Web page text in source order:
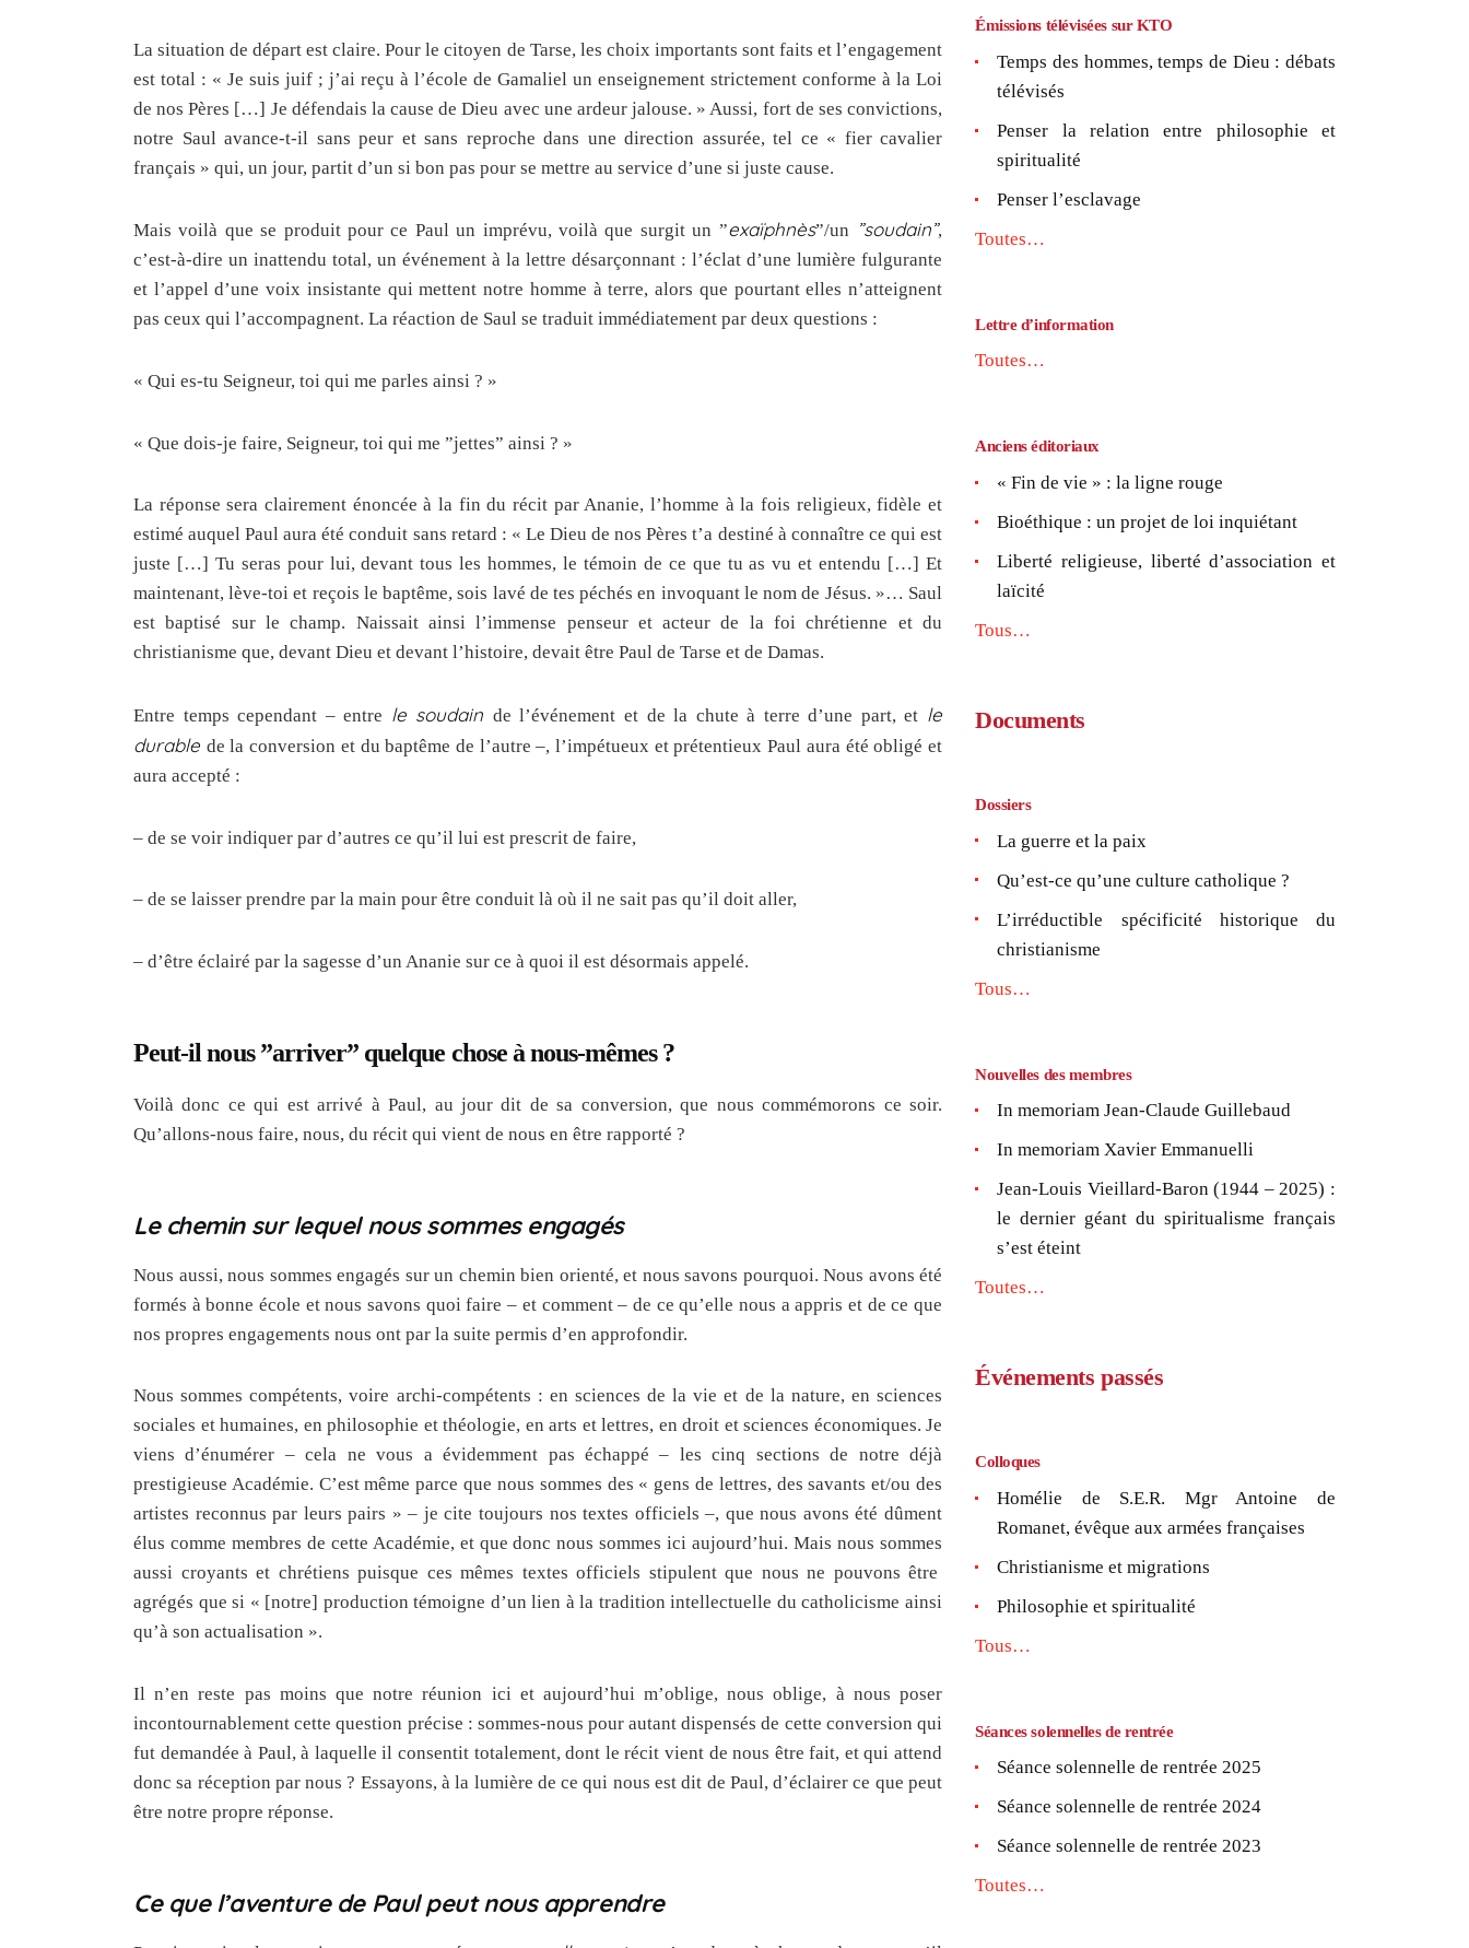
La situation de départ est claire. Pour le citoyen de Tarse, les choix importants sont faits et l’engagement
est total : « Je suis juif ; j’ai reçu à l’école de Gamaliel un enseignement strictement conforme à la Loi
de nos Pères […] Je défendais la cause de Dieu avec une ardeur jalouse. » Aussi, fort de ses convictions,
notre Saul avance-t-il sans peur et sans reproche dans une direction assurée, tel ce « fier cavalier
français » qui, un jour, partit d’un si bon pas pour se mettre au service d’une si juste cause.
Mais voilà que se produit pour ce Paul un imprévu, voilà que surgit un ”exaïphnès”/un ”soudain”,
c’est-à-dire un inattendu total, un événement à la lettre désarçonnant : l’éclat d’une lumière fulgurante
et l’appel d’une voix insistante qui mettent notre homme à terre, alors que pourtant elles n’atteignent
pas ceux qui l’accompagnent. La réaction de Saul se traduit immédiatement par deux questions :
« Qui es-tu Seigneur, toi qui me parles ainsi ? »
« Que dois-je faire, Seigneur, toi qui me ”jettes” ainsi ? »
La réponse sera clairement énoncée à la fin du récit par Ananie, l’homme à la fois religieux, fidèle et
estimé auquel Paul aura été conduit sans retard : « Le Dieu de nos Pères t’a destiné à connaître ce qui est
juste […] Tu seras pour lui, devant tous les hommes, le témoin de ce que tu as vu et entendu […] Et
maintenant, lève-toi et reçois le baptême, sois lavé de tes péchés en invoquant le nom de Jésus. »… Saul
est baptisé sur le champ. Naissait ainsi l’immense penseur et acteur de la foi chrétienne et du
christianisme que, devant Dieu et devant l’histoire, devait être Paul de Tarse et de Damas.
Entre temps cependant – entre le soudain de l’événement et de la chute à terre d’une part, et le
durable de la conversion et du baptême de l’autre –, l’impétueux et prétentieux Paul aura été obligé et
aura accepté :
– de se voir indiquer par d’autres ce qu’il lui est prescrit de faire,
– de se laisser prendre par la main pour être conduit là où il ne sait pas qu’il doit aller,
– d’être éclairé par la sagesse d’un Ananie sur ce à quoi il est désormais appelé.
Peut-il nous ”arriver” quelque chose à nous-mêmes ?
Voilà donc ce qui est arrivé à Paul, au jour dit de sa conversion, que nous commémorons ce soir.
Qu’allons-nous faire, nous, du récit qui vient de nous en être rapporté ?
Le chemin sur lequel nous sommes engagés
Nous aussi, nous sommes engagés sur un chemin bien orienté, et nous savons pourquoi. Nous avons été
formés à bonne école et nous savons quoi faire – et comment – de ce qu’elle nous a appris et de ce que
nos propres engagements nous ont par la suite permis d’en approfondir.
Nous sommes compétents, voire archi-compétents : en sciences de la vie et de la nature, en sciences
sociales et humaines, en philosophie et théologie, en arts et lettres, en droit et sciences économiques. Je
viens d’énumérer – cela ne vous a évidemment pas échappé – les cinq sections de notre déjà
prestigieuse Académie. C’est même parce que nous sommes des « gens de lettres, des savants et/ou des
artistes reconnus par leurs pairs » ‒ je cite toujours nos textes officiels –, que nous avons été dûment
élus comme membres de cette Académie, et que donc nous sommes ici aujourd’hui. Mais nous sommes
aussi croyants et chrétiens puisque ces mêmes textes officiels stipulent que nous ne pouvons être
agrégés que si « [notre] production témoigne d’un lien à la tradition intellectuelle du catholicisme ainsi
qu’à son actualisation ».
Il n’en reste pas moins que notre réunion ici et aujourd’hui m’oblige, nous oblige, à nous poser
incontournablement cette question précise : sommes-nous pour autant dispensés de cette conversion qui
fut demandée à Paul, à laquelle il consentit totalement, dont le récit vient de nous être fait, et qui attend
donc sa réception par nous ? Essayons, à la lumière de ce qui nous est dit de Paul, d’éclairer ce que peut
être notre propre réponse.
Ce que l’aventure de Paul peut nous apprendre
Émissions télévisées sur KTO
Temps des hommes, temps de Dieu : débats
télévisés
Penser la relation entre philosophie et
spiritualité
Penser l’esclavage
Toutes…
Lettre d’information
Toutes…
Anciens éditoriaux
« Fin de vie » : la ligne rouge
Bioéthique : un projet de loi inquiétant
Liberté religieuse, liberté d’association et
laïcité
Tous…
Documents
Dossiers
La guerre et la paix
Qu’est-ce qu’une culture catholique ?
L’irréductible spécificité historique du
christianisme
Tous…
Nouvelles des membres
In memoriam Jean-Claude Guillebaud
In memoriam Xavier Emmanuelli
Jean-Louis Vieillard-Baron (1944 – 2025) :
le dernier géant du spiritualisme français
s’est éteint
Toutes…
Événements passés
Colloques
Homélie de S.E.R. Mgr Antoine de
Romanet, évêque aux armées françaises
Christianisme et migrations
Philosophie et spiritualité
Tous…
Séances solennelles de rentrée
Séance solennelle de rentrée 2025
Séance solennelle de rentrée 2024
Séance solennelle de rentrée 2023
Toutes…